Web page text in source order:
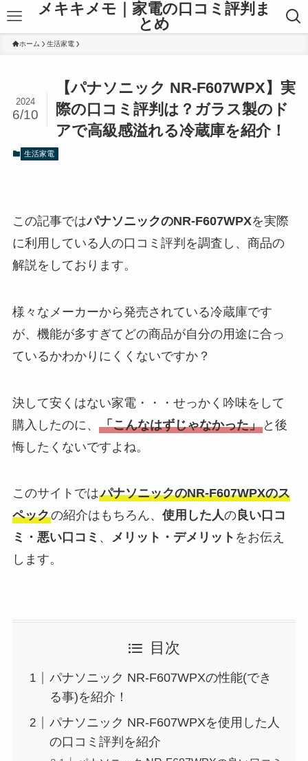
メキキメモ｜家電の口コミ評判ま
とめ
ホーム 生活家電
【パナソニック NR-F607WPX】実
際の口コミ評判は？ガラス製のド
アで高級感溢れる冷蔵庫を紹介！
2024
6/10
生活家電
この記事ではパナソニックのNR-F607WPXを実際
に利用している人の口コミ評判を調査し、商品の
解説をしております。
様々なメーカーから発売されている冷蔵庫です
が、機能が多すぎてどの商品が自分の用途に合っ
ているかわかりにくくないですか？
決して安くはない家電・・・せっかく吟味をして
購入したのに、 「こんなはずじゃなかった」と後
悔したくないですよね。
このサイトではパナソニックのNR-F607WPXのス
ペックの紹介はもちろん、 使用した人の良い口コ
ミ・悪い口コミ 、 メリット・デメリット をお伝え
します。
目次
パナソニック NR-F607WPXの性能(でき
る事)を紹介！
パナソニック NR-F607WPXを使用した人
の口コミ評判を紹介